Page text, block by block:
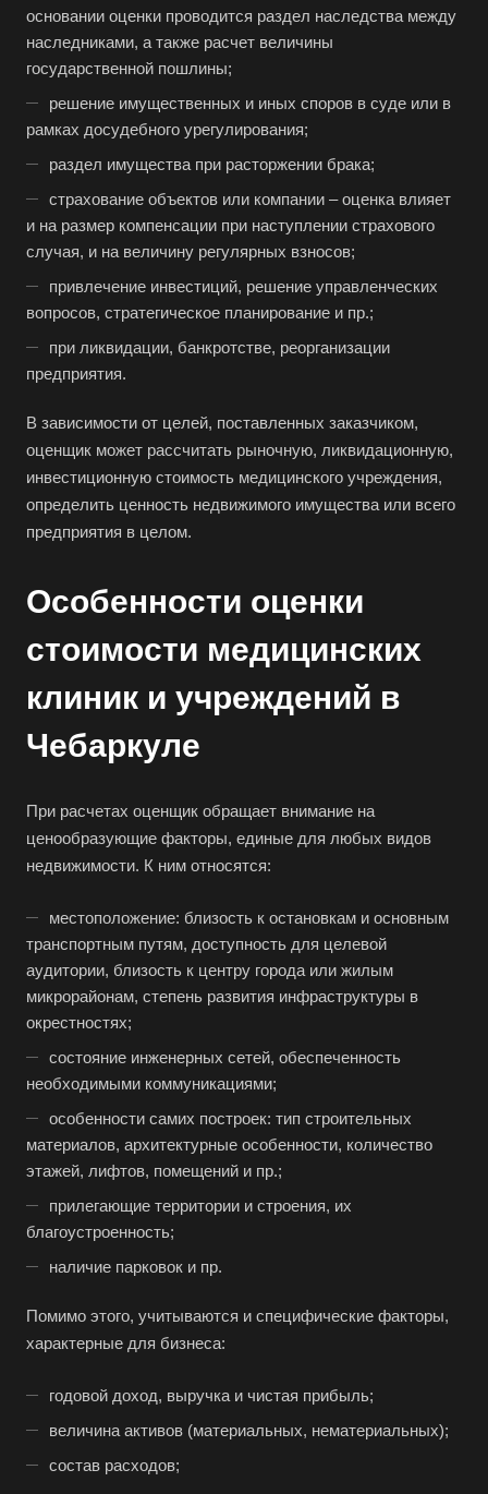
основании оценки проводится раздел наследства между
наследниками, а также расчет величины
государственной пошлины;
решение имущественных и иных споров в суде или в
рамках досудебного урегулирования;
раздел имущества при расторжении брака;
страхование объектов или компании – оценка влияет
и на размер компенсации при наступлении страхового
случая, и на величину регулярных взносов;
привлечение инвестиций, решение управленческих
вопросов, стратегическое планирование и пр.;
при ликвидации, банкротстве, реорганизации
предприятия.
В зависимости от целей, поставленных заказчиком,
оценщик может рассчитать рыночную, ликвидационную,
инвестиционную стоимость медицинского учреждения,
определить ценность недвижимого имущества или всего
предприятия в целом.
Особенности оценки
стоимости медицинских
клиник и учреждений в
Чебаркуле
При расчетах оценщик обращает внимание на
ценообразующие факторы, единые для любых видов
недвижимости. К ним относятся:
местоположение: близость к остановкам и основным
транспортным путям, доступность для целевой
аудитории, близость к центру города или жилым
микрорайонам, степень развития инфраструктуры в
окрестностях;
состояние инженерных сетей, обеспеченность
необходимыми коммуникациями;
особенности самих построек: тип строительных
материалов, архитектурные особенности, количество
этажей, лифтов, помещений и пр.;
прилегающие территории и строения, их
благоустроенность;
наличие парковок и пр.
Помимо этого, учитываются и специфические факторы,
характерные для бизнеса:
годовой доход, выручка и чистая прибыль;
величина активов (материальных, нематериальных);
состав расходов;
Выберите ваш город